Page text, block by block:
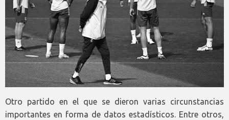
Otro partido en el que se dieron varias circunstancias
importantes en forma de datos estadísticos. Entre otros,